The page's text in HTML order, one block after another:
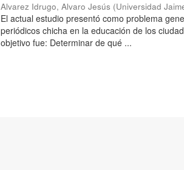
Alvarez Idrugo, Alvaro Jesús (Universidad
El actual estudio presentó como problema
periódicos chicha en la educación de los
objetivo fue: Determinar de qué ...